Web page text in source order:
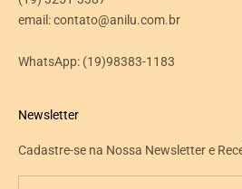
email: contato@anilu.com.br
WhatsApp: (19)98383-1183
Newsletter
Cadastre-se na Nossa Newsletter e